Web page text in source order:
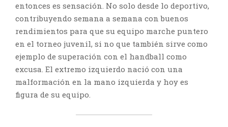
entonces es sensación. No solo desde lo deportivo,
contribuyendo semana a semana con buenos
rendimientos para que su equipo marche puntero
en el torneo juvenil, si no que también sirve como
ejemplo de superación con el handball como
excusa. El extremo izquierdo nació con una
malformación en la mano izquierda y hoy es
figura de su equipo.